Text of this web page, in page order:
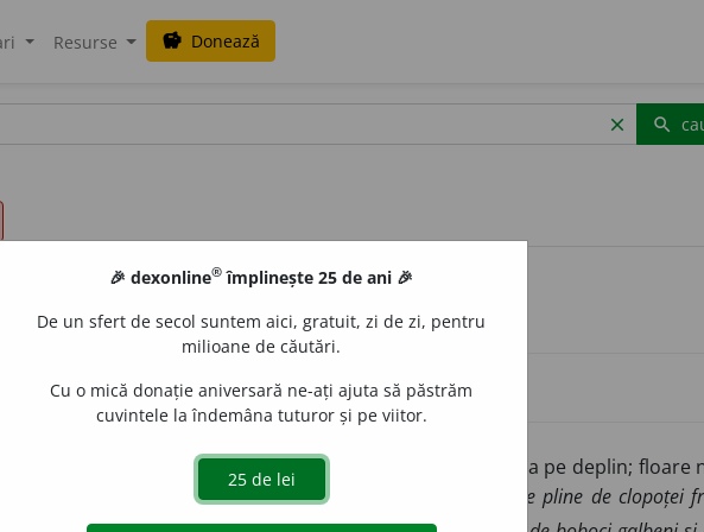
Resurse savings Donează
clear search
conține floarea înainte de a se deschide și a se dezvolta pe deplin; floare
Pe țărîna proaspătă se înălțau ici-colo pîlcuri de zambile pline de clopoței
🎉 dexonline® împlinește 25 de ani 🎉
De un sfert de secol suntem aici, gratuit, zi de zi, pentru
milioane de căutări.
Cu o mică donație aniversară ne-ați ajuta să păstrăm
cuvintele la îndemâna tuturor și pe viitor.